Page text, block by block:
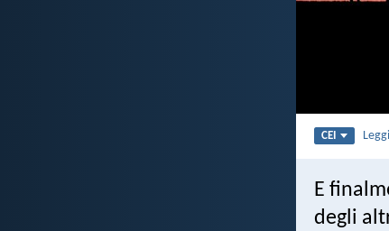
CEI Leggi
E
degli